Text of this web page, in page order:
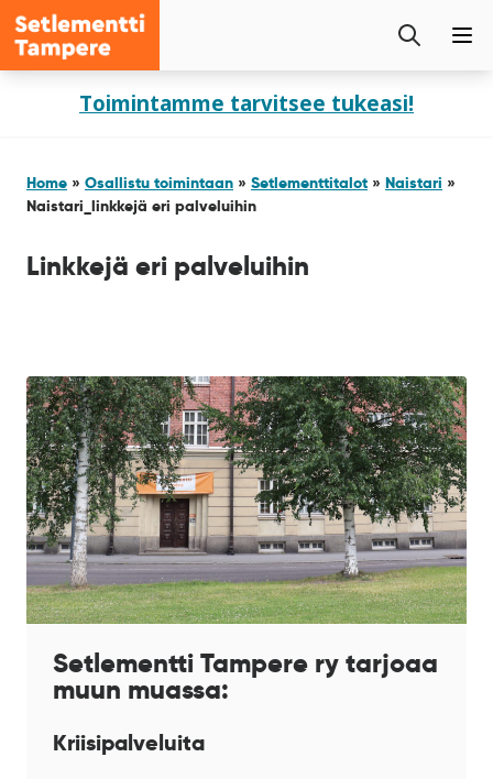
sisältöönToimintamme tarvitsee tukeasi!
Setlementti
Tampere
Etsi
Home » Osallistu toimintaan » Setlementtitalot » Naistari »
Naistari_linkkejä eri palveluihin
Linkkejä eri palveluihin
Setlementti Tampere rytarjoaa
muun muassa:
Kriisipalveluita